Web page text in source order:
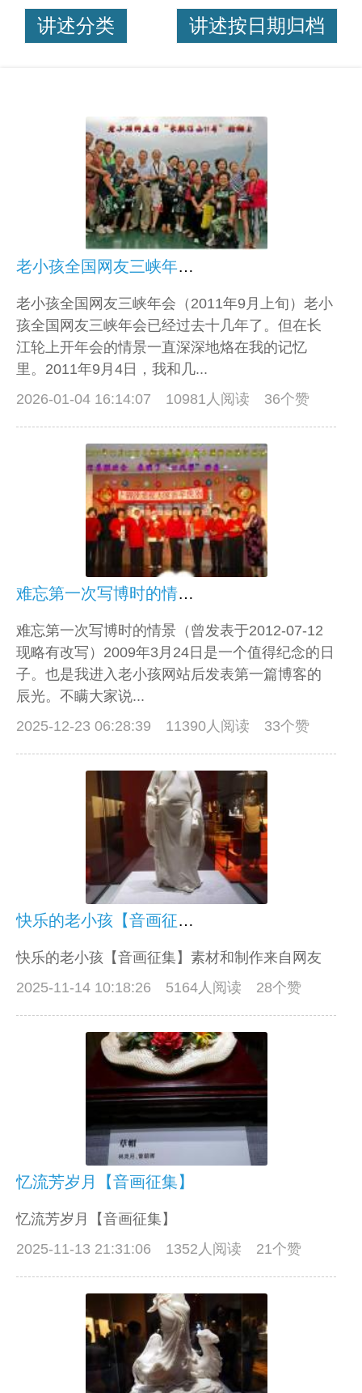
讲述分类 讲述按日期归档
老小孩全国网友三峡年会（2011年9月上旬）
老小孩全国网友三峡年会（2011年9月上旬）老小
孩全国网友三峡年会已经过去十几年了。但在长
江轮上开年会的情景一直深深地烙在我的记忆
里。2011年9月4日，我和几...
2026-01-04 16:14:07
10981人阅读 36个赞
难忘第一次写博时的情景（曾发表于2012-07-12现略有改写）
难忘第一次写博时的情景（曾发表于2012-07-12
现略有改写）2009年3月24日是一个值得纪念的日
子。也是我进入老小孩网站后发表第一篇博客的
辰光。不瞒大家说...
2025-12-23 06:28:39
11390人阅读 33个赞
快乐的老小孩【音画征集】
快乐的老小孩【音画征集】素材和制作来自网友
2025-11-14 10:18:26
5164人阅读 28个赞
忆流芳岁月【音画征集】
忆流芳岁月【音画征集】
2025-11-13 21:31:06
1352人阅读 21个赞